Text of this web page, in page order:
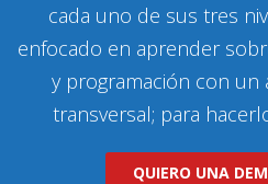
cada uno de sus tres
enfocado en aprender
y programación con un
transversal; para
QUIERO UNA